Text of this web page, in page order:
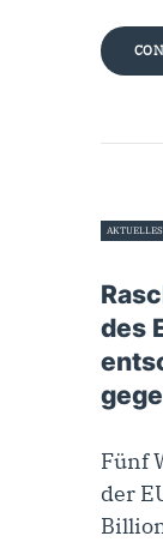
AKTUELLES
des
Fünf
der